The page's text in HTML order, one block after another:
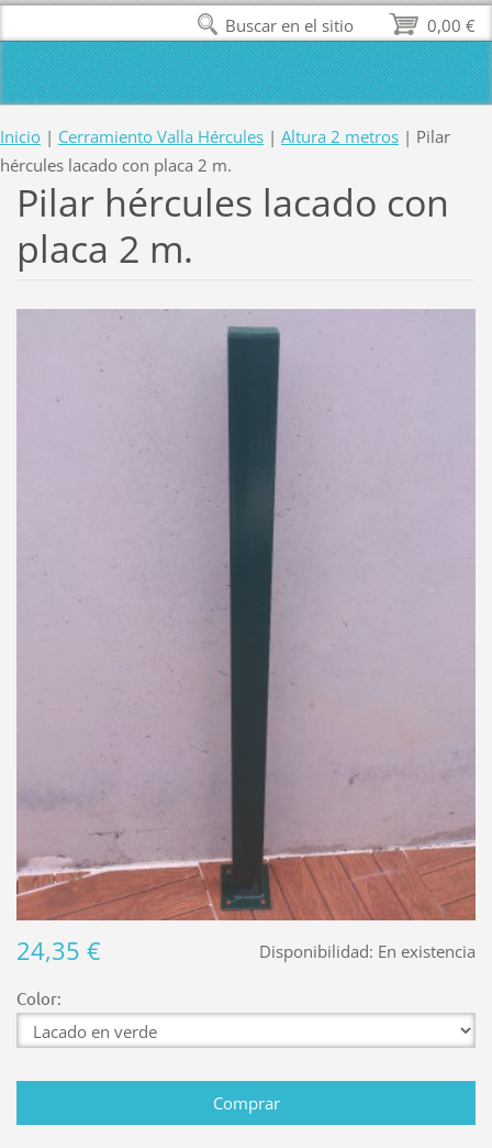
Inicio | Cerramiento Valla Hércules | Altura 2 metros | Pilar
hércules lacado con placa 2 m.
Pilar hércules lacado con
placa 2 m.
Disponibilidad: En existencia
24,35 €
Color:
0,00 €
Buscar en el sitio